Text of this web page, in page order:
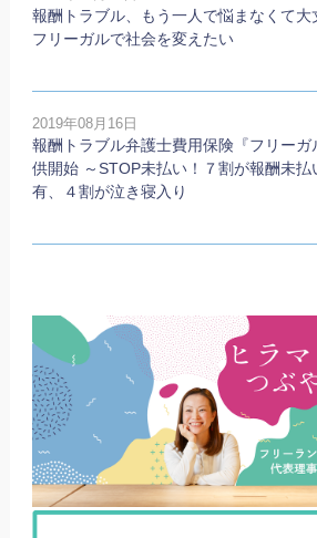
報酬トラブル、もう一人で悩まなくて大
フリーガルで社会を変えたい
2019年08月16日
報酬トラブル弁護士費用保険『フリーガ
供開始 ～STOP未払い！７割が報酬未払
有、４割が泣き寝入り